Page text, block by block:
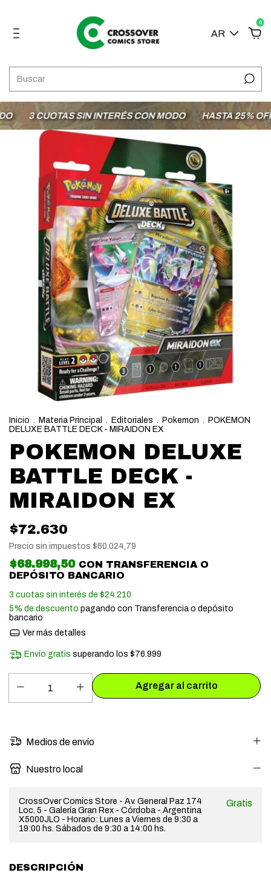
AR
0
3 CUOTAS SIN INTERÉS CON MODO HASTA 25% OFF
Inicio . Materia Principal . Editoriales . Pokemon . POKEMON
DELUXE BATTLE DECK - MIRAIDON EX
POKEMON DELUXE
BATTLE DECK -
MIRAIDON EX
$72.630
Precio sin impuestos $60.024,79
$68.998,50 CON TRANSFERENCIA O
DEPÓSITO BANCARIO
3 cuotas sin interés de $24.210
5% de descuento pagando con Transferencia o depósito
bancario
Ver más detalles
Envío gratis superando los$76.999
Medios de envío
Nuestro local
CrossOver Comics Store - Av. General Paz 174
Loc. 5 - Galería Gran Rex - Córdoba - Argentina
X5000JLO - Horario: Lunes a Viernes de 9:30 a
19:00 hs. Sábados de 9:30 a 14:00 hs.
Gratis
DESCRIPCIÓN